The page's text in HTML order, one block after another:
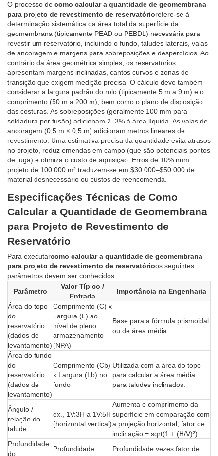
O processo de como calcular a quantidade de geomembrana
para projeto de revestimento de reservatóriorefere-se à
determinação sistemática da área total da superfície da
geomembrana (tipicamente PEAD ou PEBDL) necessária para
revestir um reservatório, incluindo o fundo, taludes laterais, valas
de ancoragem e margens para sobreposições e desperdícios. Ao
contrário da área geométrica simples, os reservatórios
apresentam margens inclinadas, cantos curvos e zonas de
transição que exigem medição precisa. O cálculo deve também
considerar a largura padrão do rolo (tipicamente 5 m a 9 m) e o
comprimento (50 m a 200 m), bem como o plano de disposição
das costuras. As sobreposições (geralmente 100 mm para
soldadura por fusão) adicionam 2–3% à área líquida. As valas de
ancoragem (0,5 m × 0,5 m) adicionam metros lineares de
revestimento. Uma estimativa precisa da quantidade evita atrasos
no projeto, reduz emendas em campo (que são potenciais pontos
de fuga) e otimiza o custo de aquisição. Erros de 10% num
projeto de 100.000 m² traduzem-se em $30.000–$50.000 de
material desnecessário ou custos de reencomenda.
Especificações Técnicas de Como
Calcular a Quantidade de Geomembrana
para Projeto de Revestimento de
Reservatório
Para executarcomo calcular a quantidade de geomembrana
para projeto de revestimento de reservatórioos seguintes
parâmetros devem ser conhecidos.
Parâmetro
Valor Típico /
Entrada
Importância na Engenharia
Área do topo
do
reservatório
(dados de
levantamento)
Comprimento (C) x
Largura (L) ao
nível de pleno
armazenamento
(NPA)
Base para a fórmula prismoidal
ou de área média.
Área do fundo
do
reservatório
(dados de
levantamento)
Comprimento (Cb)
x Largura (Lb) no
fundo
Utilizada com a área do topo
para calcular a área média
para taludes inclinados.
Ângulo /
relação do
talude
ex., 1V:3H a 1V:5H
(horizontal:vertical)
Aumenta o comprimento da
superfície em comparação com
a projeção horizontal; fator de
inclinação = sqrt(1 + (H/V)²).
Profundidade
do
Profundidade
Profundidade vezes fator de